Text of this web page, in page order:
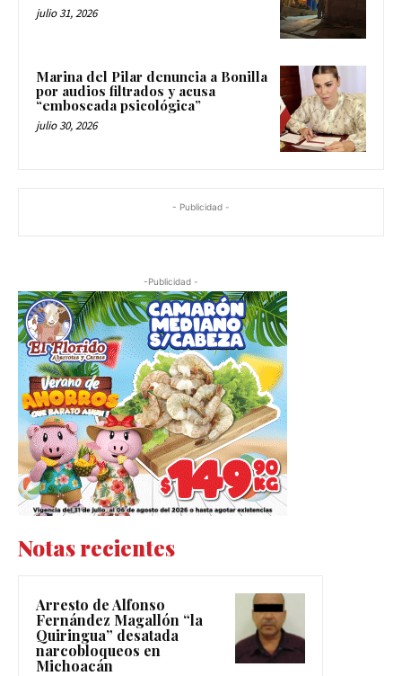
julio 31, 2026
Marina del Pilar denuncia a Bonilla
por audios filtrados y acusa
“emboscada psicológica”
julio 30, 2026
- Publicidad -
-Publicidad -
Notas recientes
Arresto de Alfonso
Fernández Magallón “la
Quiringua” desatada
narcobloqueos en
Michoacán